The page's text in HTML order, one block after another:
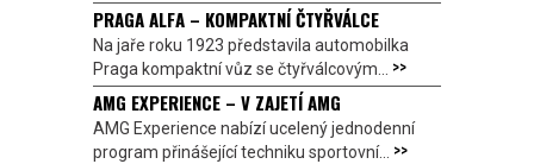
PRAGA ALFA – KOMPAKTNÍ ČTYŘVÁLCE
Na jaře roku 1923 představila automobilka
Praga kompaktní vůz se čtyřválcovým... >>
AMG EXPERIENCE – V ZAJETÍ AMG
AMG Experience nabízí ucelený jednodenní
program přinášející techniku sportovní... >>